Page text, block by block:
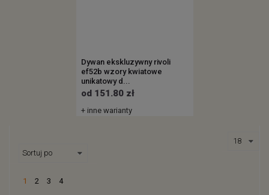
Dywan ekskluzywny rivoli
ef52b wzory kwiatowe
unikatowy d...
od 151.80 zł
+ inne warianty
1 2 3 4